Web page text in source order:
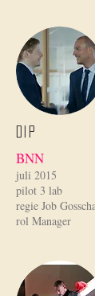
DIP
BNN
juli 2015
pilot 3 lab
regie Job
rol Manager